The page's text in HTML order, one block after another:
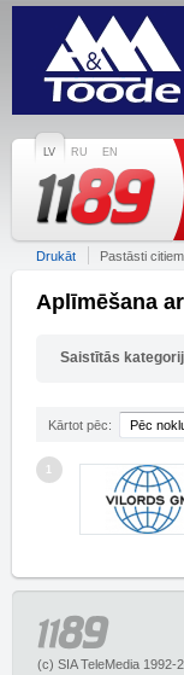
LV RU EN
Drukāt Pastāsti
Aplīmēšana
Saistītās
Kārtot pēc: Pēc
1
(c) SIA TeleMedia